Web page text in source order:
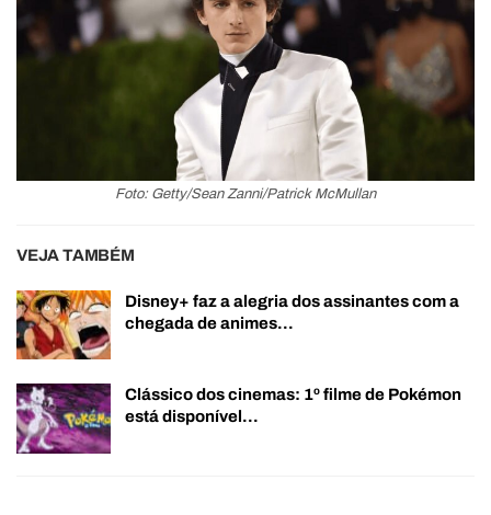
Foto: Getty/Sean Zanni/Patrick McMullan
VEJA TAMBÉM
Disney+ faz a alegria dos assinantes com a
chegada de animes…
Clássico dos cinemas: 1º filme de Pokémon
está disponível…